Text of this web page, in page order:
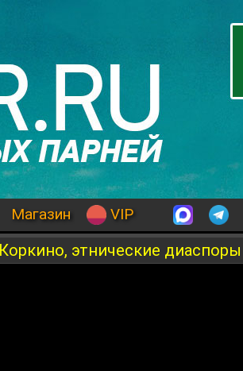
Магазин VIP
этнические